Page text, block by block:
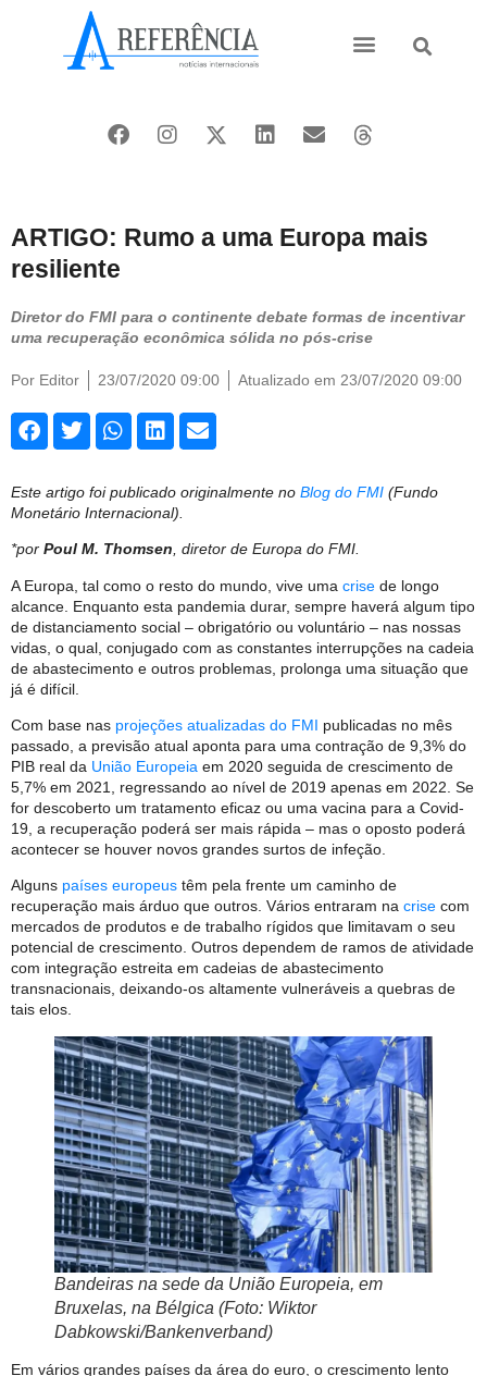
ARTIGO: Rumo a uma Europa mais
resiliente
Diretor do FMI para o continente debate formas de incentivar
uma recuperação econômica sólida no pós-crise
Por Editor 23/07/2020 09:00 Atualizado em 23/07/2020 09:00
Este artigo foi publicado originalmente no Blog do FMI (Fundo
Monetário Internacional).
*por Poul M. Thomsen, diretor de Europa do FMI.
A Europa, tal como o resto do mundo, vive uma crise de longo
alcance. Enquanto esta pandemia durar, sempre haverá algum tipo
de distanciamento social – obrigatório ou voluntário – nas nossas
vidas, o qual, conjugado com as constantes interrupções na cadeia
de abastecimento e outros problemas, prolonga uma situação que
já é difícil.
Com base nas projeções atualizadas do FMI publicadas no mês
passado, a previsão atual aponta para uma contração de 9,3% do
PIB real da União Europeia em 2020 seguida de crescimento de
5,7% em 2021, regressando ao nível de 2019 apenas em 2022. Se
for descoberto um tratamento eficaz ou uma vacina para a Covid-
19, a recuperação poderá ser mais rápida – mas o oposto poderá
acontecer se houver novos grandes surtos de infeção.
Alguns países europeus têm pela frente um caminho de
recuperação mais árduo que outros. Vários entraram na crise com
mercados de produtos e de trabalho rígidos que limitavam o seu
potencial de crescimento. Outros dependem de ramos de atividade
com integração estreita em cadeias de abastecimento
transnacionais, deixando-os altamente vulneráveis a quebras de
tais elos.
Bandeiras na sede da União Europeia, em
Bruxelas, na Bélgica (Foto: Wiktor
Dabkowski/Bankenverband)
Em vários grandes países da área do euro, o crescimento lento